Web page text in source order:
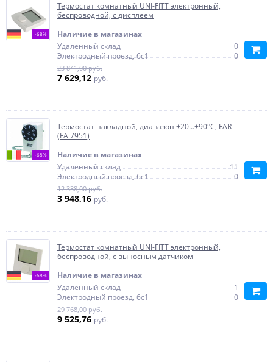
-68%
Термостат комнатный UNI-FITT электронный,
беспроводной, с дисплеем
Наличие в магазинах
Удаленный склад
0
Электродный проезд, 6с1
0
23 841,00 руб.
7 629,12 руб.
-68%
Термостат накладной, диапазон +20…+90°С, FAR
(FA 7951)
Наличие в магазинах
Удаленный склад
11
Электродный проезд, 6с1
0
12 338,00 руб.
3 948,16 руб.
-68%
Термостат комнатный UNI-FITT электронный,
беспроводной, с выносным датчиком
Наличие в магазинах
Удаленный склад
1
Электродный проезд, 6с1
0
29 768,00 руб.
9 525,76 руб.